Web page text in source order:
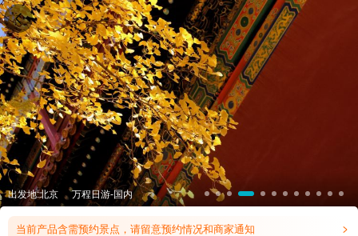
出发地:北京 万程日游-国内
当前产品含需预约景点，请留意预约情况和商家通知 
